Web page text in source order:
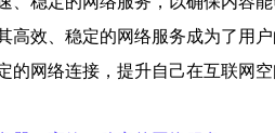
高效、稳定的网络服务成为了用
的网络连接，提升自己在互联网空